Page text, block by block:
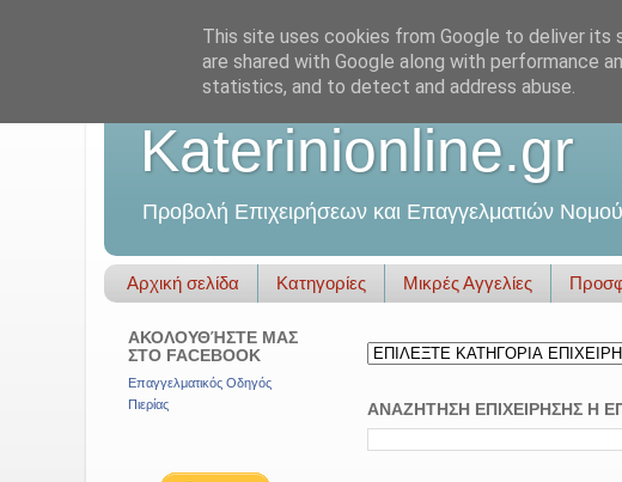
Katerinionline.gr
Προβολή Επιχειρήσεων και Επαγγελματιών Νομού
Αρχική σελίδα Κατηγορίες Μικρές Αγγελίες
ΑΝΑΖΗΤΗΣΗ ΕΠΙΧΕΙΡΗΣΗΣ Η
ΑΚΟΛΟΥΘΉΣΤΕ ΜΑΣ
ΣΤΟ FACEBOOK
Επαγγελματικός Οδηγός
Πιερίας
This site uses cookies from Google to deliver its
are shared with Google along with performance
statistics, and to detect and address abuse.